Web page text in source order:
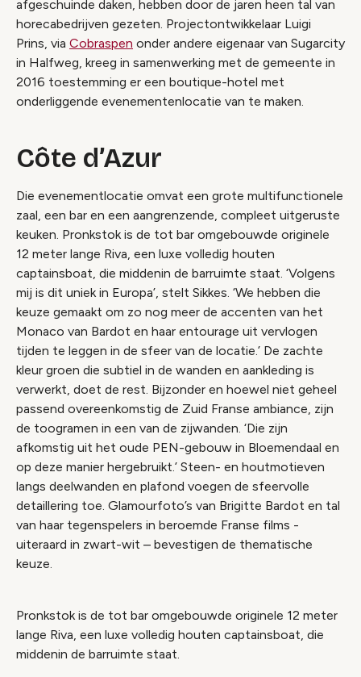
afgeschuinde daken, hebben door de jaren heen tal van
horecabedrijven gezeten. Projectontwikkelaar Luigi
Prins, via Cobraspen onder andere eigenaar van Sugarcity
in Halfweg, kreeg in samenwerking met de gemeente in
2016 toestemming er een boutique-hotel met
onderliggende evenementenlocatie van te maken.
Côte d’Azur
Die evenementlocatie omvat een grote multifunctionele
zaal, een bar en een aangrenzende, compleet uitgeruste
keuken. Pronkstok is de tot bar omgebouwde originele
12 meter lange Riva, een luxe volledig houten
captainsboat, die middenin de barruimte staat. ‘Volgens
mij is dit uniek in Europa’, stelt Sikkes. ‘We hebben die
keuze gemaakt om zo nog meer de accenten van het
Monaco van Bardot en haar entourage uit vervlogen
tijden te leggen in de sfeer van de locatie.’ De zachte
kleur groen die subtiel in de wanden en aankleding is
verwerkt, doet de rest. Bijzonder en hoewel niet geheel
passend overeenkomstig de Zuid Franse ambiance, zijn
de toogramen in een van de zijwanden. ‘Die zijn
afkomstig uit het oude PEN-gebouw in Bloemendaal en
op deze manier hergebruikt.’ Steen- en houtmotieven
langs deelwanden en plafond voegen de sfeervolle
detaillering toe. Glamourfoto’s van Brigitte Bardot en tal
van haar tegenspelers in beroemde Franse films -
uiteraard in zwart-wit – bevestigen de thematische
keuze.
Pronkstok is de tot bar omgebouwde originele 12 meter
lange Riva, een luxe volledig houten captainsboat, die
middenin de barruimte staat.